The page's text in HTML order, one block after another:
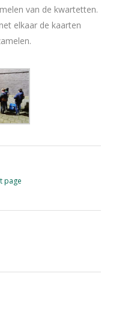
van de kwartetten.
elkaar de kaarten
page